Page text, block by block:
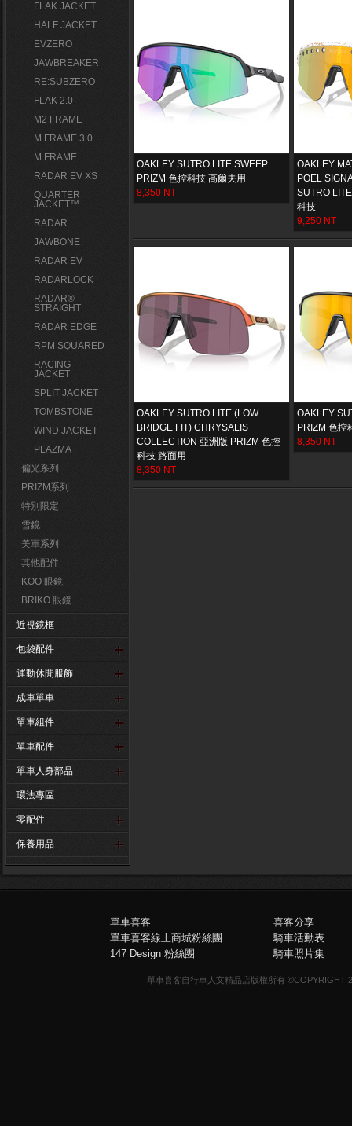
FLAK JACKET
HALF JACKET
EVZERO
JAWBREAKER
RE:SUBZERO
FLAK 2.0
M2 FRAME
M FRAME 3.0
M FRAME
RADAR EV XS
QUARTER
JACKET™
RADAR
JAWBONE
RADAR EV
RADARLOCK
RADAR®
STRAIGHT
RADAR EDGE
RPM SQUARED
RACING
JACKET
SPLIT JACKET
TOMBSTONE
WIND JACKET
PLAZMA
偏光系列
PRIZM系列
特別限定
雪鏡
美軍系列
其他配件
KOO 眼鏡
BRIKO 眼鏡
近視鏡框
包袋配件
運動休閒服飾
成車單車
單車組件
單車配件
單車人身部品
環法專區
零配件
保養用品
OAKLEY SUTRO LITE SWEEP
PRIZM 色控科技 高爾夫用
8,350 NT
OAKLEY
POEL
SUTRO
科技
9,250 NT
OAKLEY SUTRO LITE (LOW
BRIDGE FIT) CHRYSALIS
COLLECTION 亞洲版 PRIZM 色控
科技 路面用
8,350 NT
OAKLEY
PRIZM 色控
8,350 NT
單車喜客
單車喜客線上商城粉絲團
147 Design 粉絲團
喜客分享
騎車活動表
騎車照片集
單車喜客自行車人文精品店版權所有